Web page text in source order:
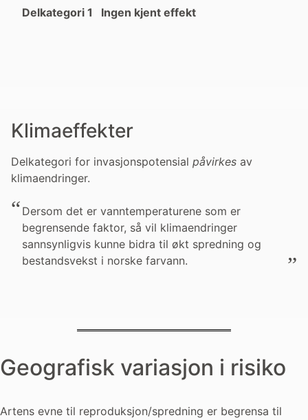
Delkategori 1 Ingen kjent effekt
Klimaeffekter
Delkategori for invasjonspotensial påvirkes av
klimaendringer.
Dersom det er vanntemperaturene som er
begrensende faktor, så vil klimaendringer
sannsynligvis kunne bidra til økt spredning og
bestandsvekst i norske farvann.
Geografisk variasjon i risiko
Artens evne til reproduksjon/spredning er begrensa til